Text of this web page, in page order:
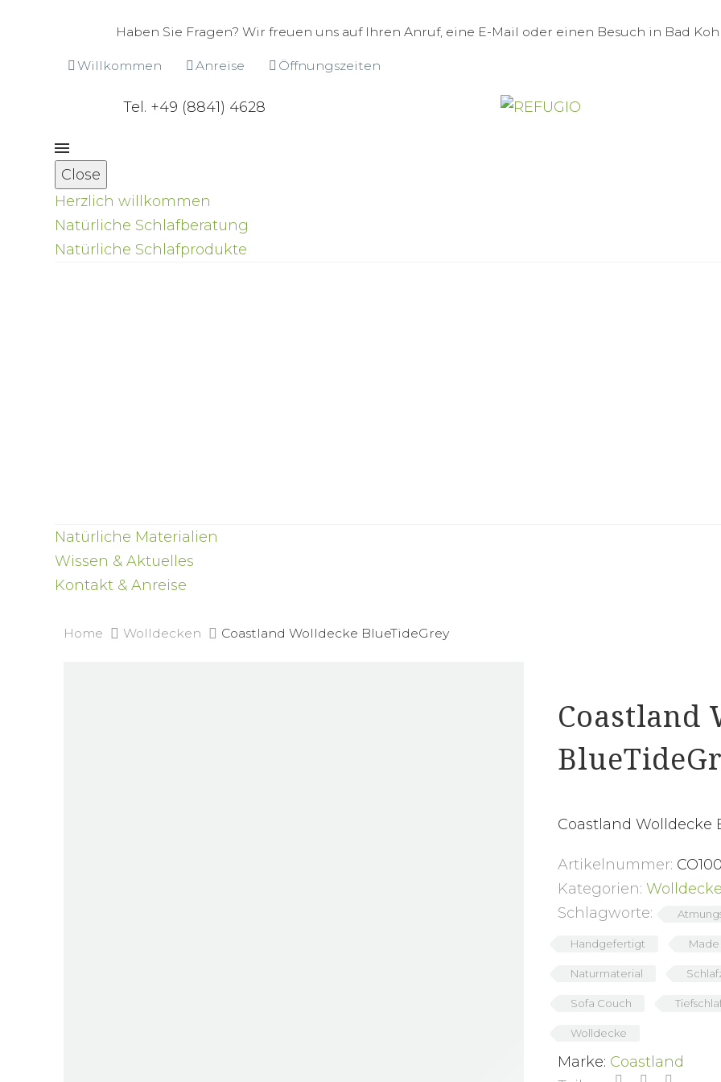
Haben Sie Fragen? Wir freuen uns auf Ihren Anruf, eine E-Mail oder einen Besuch in Bad
Willkommen Anreise Öffnungszeiten
Tel. +49 (8841) 4628
Close
Herzlich willkommen
Natürliche Schlafberatung
Natürliche Schlafprodukte
Natürliche Materialien
Wissen & Aktuelles
Kontakt & Anreise
Home Wolldecken Coastland Wolldecke BlueTideGrey
Coastland
Coastland Wolldecke
Artikelnummer:
Kategorien:
Schlagworte:
Handgefertigt Made
Naturmaterial
Sofa Couch
Wolldecke
Marke: Coastland